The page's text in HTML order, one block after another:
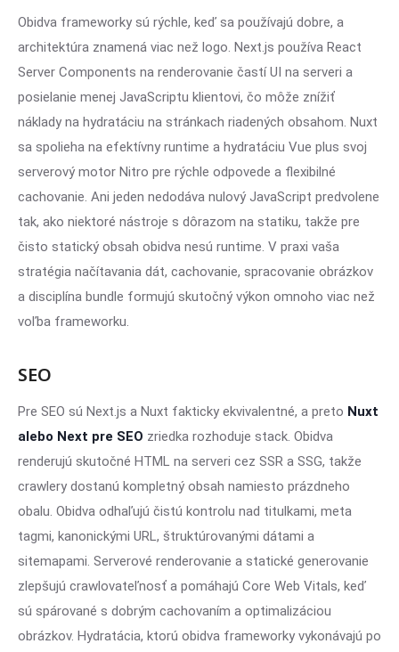
Obidva frameworky sú rýchle, keď sa používajú dobre, a
architektúra znamená viac než logo. Next.js používa React
Server Components na renderovanie častí UI na serveri a
posielanie menej JavaScriptu klientovi, čo môže znížiť
náklady na hydratáciu na stránkach riadených obsahom. Nuxt
sa spolieha na efektívny runtime a hydratáciu Vue plus svoj
serverový motor Nitro pre rýchle odpovede a flexibilné
cachovanie. Ani jeden nedodáva nulový JavaScript predvolene
tak, ako niektoré nástroje s dôrazom na statiku, takže pre
čisto statický obsah obidva nesú runtime. V praxi vaša
stratégia načítavania dát, cachovanie, spracovanie obrázkov
a disciplína bundle formujú skutočný výkon omnoho viac než
voľba frameworku.
SEO
Pre SEO sú Next.js a Nuxt fakticky ekvivalentné, a preto Nuxt
alebo Next pre SEO zriedka rozhoduje stack. Obidva
renderujú skutočné HTML na serveri cez SSR a SSG, takže
crawlery dostanú kompletný obsah namiesto prázdneho
obalu. Obidva odhaľujú čistú kontrolu nad titulkami, meta
tagmi, kanonickými URL, štruktúrovanými dátami a
sitemapami. Serverové renderovanie a statické generovanie
zlepšujú crawlovateľnosť a pomáhajú Core Web Vitals, keď
sú spárované s dobrým cachovaním a optimalizáciou
obrázkov. Hydratácia, ktorú obidva frameworky vykonávajú po